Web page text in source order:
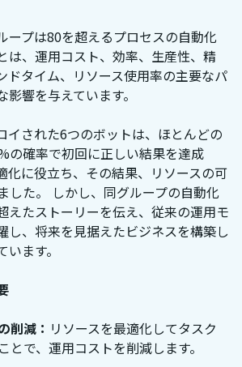
ープは80を超えるプロセスの自動化
は、運用コスト、効率、生産性、精
ドタイム、リソース使用率の主要なパ
響を与えています。
イされた6つのボットは、ほとんどの
の確率で初回に正しい結果を達成
化に役立ち、その結果、リソースの可
した。 しかし、同グループの自動化
えたストーリーを伝え、従来の運用モ
し、将来を見据えたビジネスを構築し
ます。
削減： リソースを最適化してタスク
とで、運用コストを削減します。